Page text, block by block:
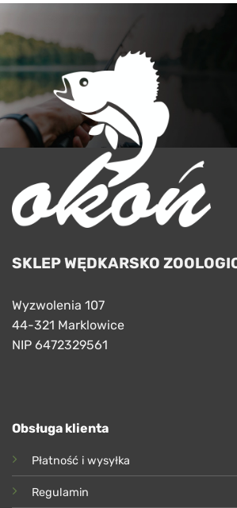
SKLEP WĘDKARSKO
Wyzwolenia 107
44-321 Marklowice
NIP 6472329561
Obsługa klienta
Płatność i wysyłka
Regulamin